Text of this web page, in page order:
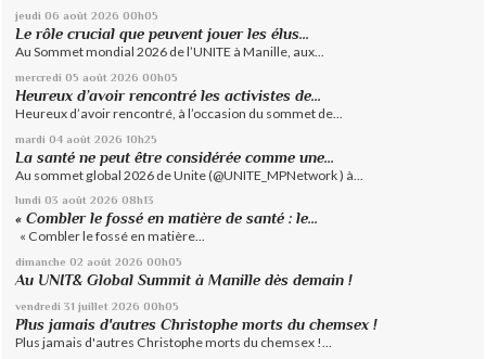
jeudi 06 août 2026 00h05
Le rôle crucial que peuvent jouer les élus...
Au Sommet mondial 2026 de l’UNITE à Manille, aux...
mercredi 05 août 2026 00h05
Heureux d’avoir rencontré les activistes de...
Heureux d’avoir rencontré, à l’occasion du sommet de...
mardi 04 août 2026 10h25
La santé ne peut être considérée comme une...
Au sommet global 2026 de Unite (@UNITE_MPNetwork ) à...
lundi 03 août 2026 08h13
« Combler le fossé en matière de santé : le...
« Combler le fossé en matière...
dimanche 02 août 2026 00h05
Au UNIT& Global Summit à Manille dès demain !
vendredi 31 juillet 2026 00h05
Plus jamais d'autres Christophe morts du chemsex !
Plus jamais d'autres Christophe morts du chemsex !...